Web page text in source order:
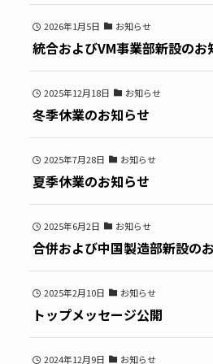
2026年1月5日 お知らせ
統合およびVM事業部新設のお
2025年12月18日 お知らせ
冬季休業のお知らせ
2025年7月28日 お知らせ
夏季休業のお知らせ
2025年6月2日 お知らせ
合併および中国製造部新設の
2025年2月10日 お知らせ
トップメッセージ公開
2024年12月9日 お知らせ